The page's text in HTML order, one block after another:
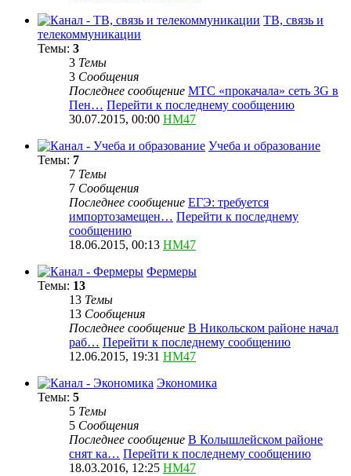
ТВ, связь и
телекоммуникации
Темы: 3
3 Темы
3 Сообщения
Последнее сообщение МТС «прокачала» сеть 3G в
Пен… Перейти к последнему сообщению
30.07.2015, 00:00 HM47
Учеба и образование
Темы: 7
7 Темы
7 Сообщения
Последнее сообщение ЕГЭ: требуется
импортозамещен… Перейти к последнему
сообщению
18.06.2015, 00:13 HM47
Фермеры
Темы: 13
13 Темы
13 Сообщения
Последнее сообщение В Никольском районе начал
раб… Перейти к последнему сообщению
12.06.2015, 19:31 HM47
Экономика
Темы: 5
5 Темы
5 Сообщения
Последнее сообщение В Колышлейском районе
снят ка… Перейти к последнему сообщению
18.03.2016, 12:25 HM47